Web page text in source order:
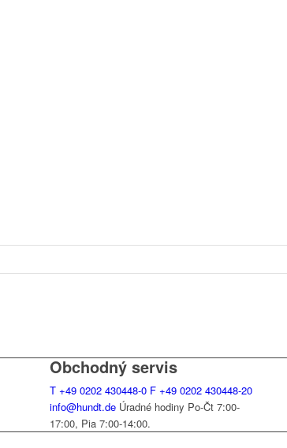
Obchodný servis
T +49 0202 430448-0 F +49 0202 430448-20
info@hundt.de Úradné hodiny Po-Čt 7:00-
17:00, Pia 7:00-14:00.